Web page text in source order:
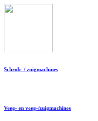
Schrob- / zuigmachines
Veeg- en veeg-/zuigmachines